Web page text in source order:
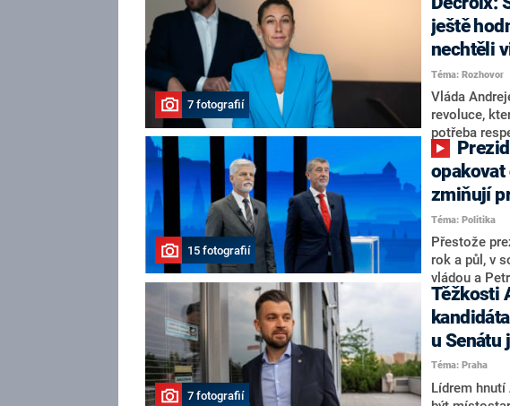
hlava státu
zmiňují dva
Andreje
Oblíbeným
Motoristy
o případné
značně
nemá
7 fotografií
ještě
nechtěli
Téma: Rozhovor
Vláda
revoluce,
potřeba
ministryně
rozhovoru
ohledně
Tejce (za
práva Taťány
adresu
vrátila k
hnutí Naše
15 fotografií
opakovat
zmiňují
Téma: Politika
Přestože
rok a půl, v
vládou a
tom, koho
koalice.
jméno
bude znovu
7 fotografií
Těžkosti
u Senátu
Téma: Praha
Lídrem hnutí